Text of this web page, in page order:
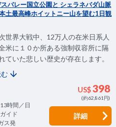
バレー国立公園と シェラネバダ山脈
土最高峰ホイットニー山を望む1日観
世界大戦中、12万人の在米日系人
米に１０か所ある強制収容所に隔
ていた悲しい歴史が存在します。
US$398
(約62,861円)
時間／日
イド
ス発
詳細